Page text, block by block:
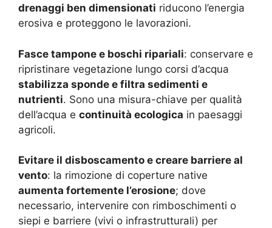
drenaggi ben dimensionati riducono l’energia
erosiva e proteggono le lavorazioni.
Fasce tampone e boschi ripariali: conservare e
ripristinare vegetazione lungo corsi d’acqua
stabilizza sponde e filtra sedimenti e
nutrienti. Sono una misura-chiave per qualità
dell’acqua e continuità ecologica in paesaggi
agricoli.
Evitare il disboscamento e creare barriere al
vento: la rimozione di coperture native
aumenta fortemente l’erosione; dove
necessario, intervenire con rimboschimenti o
siepi e barriere (vivi o infrastrutturali) per